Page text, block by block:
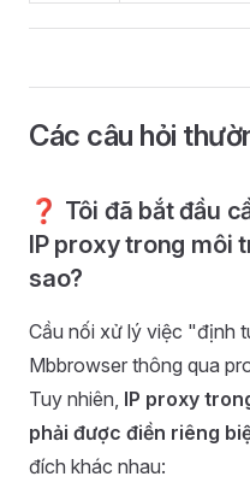
Các câu hỏi
❓ Tôi đã bắt đầu
IP proxy trong môi
sao?
Cầu nối xử lý việc "định
Mbbrowser thông qua
Tuy nhiên, IP proxy
phải được điền riêng
đích khác nhau: